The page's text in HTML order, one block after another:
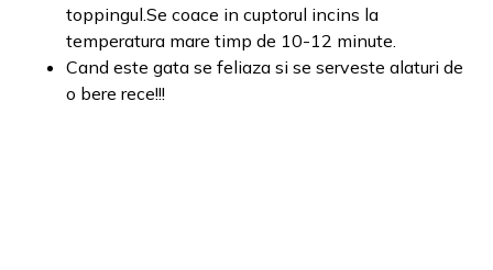
toppingul.Se coace in cuptorul incins la
temperatura mare timp de 10-12 minute.
Cand este gata se feliaza si se serveste alaturi de
o bere rece!!!